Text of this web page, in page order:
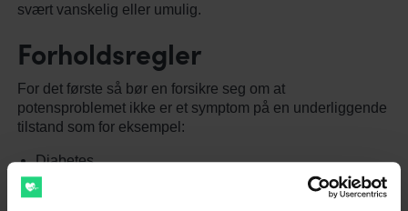
svært vanskelig eller umulig.
Forholdsregler
For det første så bør en forsikre seg om at
potensproblemet ikke er et symptom på en underliggende
tilstand som for eksempel:
Diabetes
Bivirkning av andre medisiner
Redusert testosteronnivå